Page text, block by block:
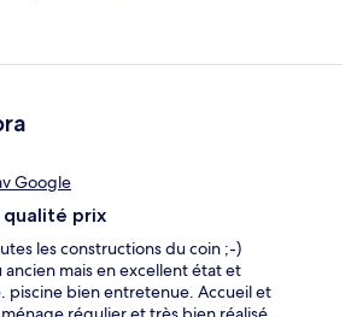
Google
prix
les constructions du coin ;-)
mais en excellent état et
piscine bien entretenue. Accueil et